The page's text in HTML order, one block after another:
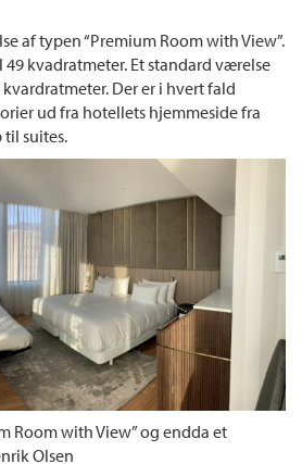
af typen “Premium Room with View”.
kvadratmeter. Et standard værelse
Der er i hvert fald
ud fra hotellets hjemmeside fra
suites.
Room with View” og endda et
Olsen